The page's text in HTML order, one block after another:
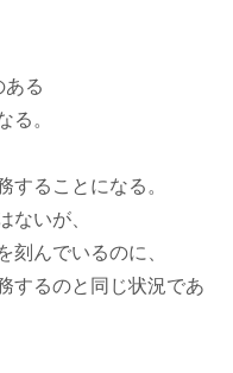
ある
る。
することになる。
ないが、
刻んでいるのに、
するのと同じ状況であ